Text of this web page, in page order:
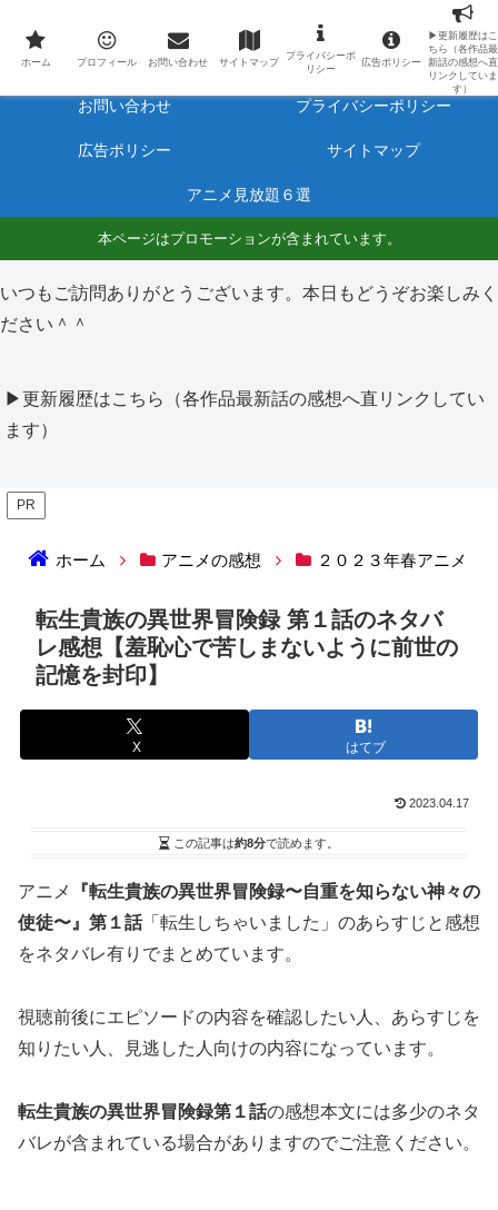
最新アニメのあらすじと感想をネタバレ有りで毎日更新しています。
ホーム プロフィール
お問い合わせ プライバシーポリシー
広告ポリシー サイトマップ
アニメ見放題６選
本ページはプロモーションが含まれています。
いつもご訪問ありがとうございます。本日もどうぞお楽しみく
ださい＾＾
▶更新履歴はこちら（各作品最新話の感想へ直リンクしてい
ます）
PR
ホーム アニメの感想 ２０２３年春アニメ
転生貴族の異世界冒険録 第１話のネタバ
レ感想【羞恥心で苦しまないように前世の
記憶を封印】
X はてブ
2023.04.17
この記事は約8分で読めます。
アニメ
『転生貴族の異世界冒険録〜自重を知らない神々の
使徒〜』第１話「転生しちゃいました」のあらすじと感想
をネタバレ有りでまとめています。
視聴前後にエピソードの内容を確認したい人、あらすじを
知りたい人、見逃した人向けの内容になっています。
転生貴族の異世界冒険録第１話の感想本文には多少のネタ
バレが含まれている場合がありますのでご注意ください。
ホーム プロフィール お問い合わせ サイトマップ
プライバシーポ
リシー
広告ポリシー
▶更新履歴はこ
ちら（各作品最
新話の感想へ直
リンクしていま
す）